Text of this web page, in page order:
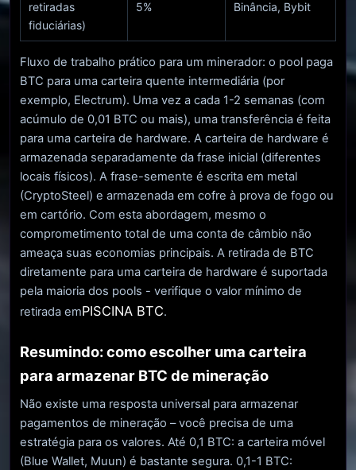
retiradas
fiduciárias)
5% Binância, Bybit
Fluxo de trabalho prático para um minerador: o pool paga
BTC para uma carteira quente intermediária (por
exemplo, Electrum). Uma vez a cada 1-2 semanas (com
acúmulo de 0,01 BTC ou mais), uma transferência é feita
para uma carteira de hardware. A carteira de hardware é
armazenada separadamente da frase inicial (diferentes
locais físicos). A frase-semente é escrita em metal
(CryptoSteel) e armazenada em cofre à prova de fogo ou
em cartório. Com esta abordagem, mesmo o
comprometimento total de uma conta de câmbio não
ameaça suas economias principais. A retirada de BTC
diretamente para uma carteira de hardware é suportada
pela maioria dos pools - verifique o valor mínimo de
retirada emPISCINA BTC.
Resumindo: como escolher uma carteira
para armazenar BTC de mineração
Não existe uma resposta universal para armazenar
pagamentos de mineração – você precisa de uma
estratégia para os valores. Até 0,1 BTC: a carteira móvel
(Blue Wallet, Muun) é bastante segura. 0,1-1 BTC: